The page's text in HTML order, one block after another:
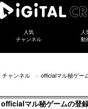
人気
チャンネル
人
動
チャンネル officialマル秘ゲー
officialマル秘ゲームの登